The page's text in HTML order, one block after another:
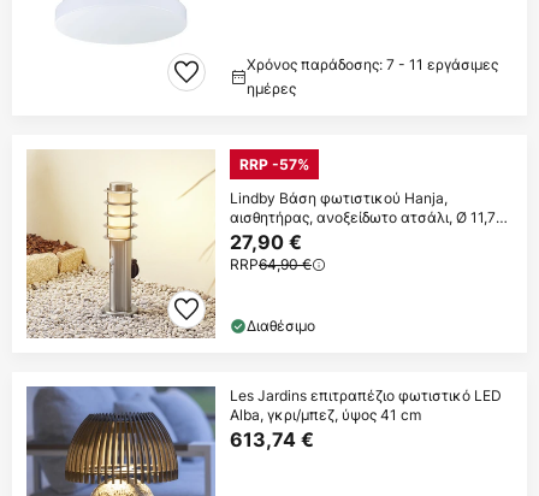
Χρόνος παράδοσης: 7 - 11 εργάσιμες
ημέρες
RRP -57%
Lindby Βάση φωτιστικού Hanja,
αισθητήρας, ανοξείδωτο ατσάλι, Ø 11,7
cm
27,90 €
RRP64,90 €
Διαθέσιμο
Les Jardins επιτραπέζιο φωτιστικό LED
Alba, γκρι/μπεζ, ύψος 41 cm
613,74 €